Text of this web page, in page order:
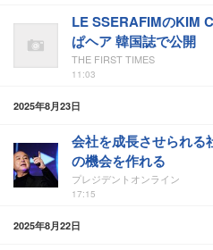
LE SSERAFIMのKIM
ぱヘア 韓国誌で公開
THE FIRST TIMES
11:03
2025年8月23日
会社を成長させられる
の機会を作れる
プレジデントオンライン
17:15
2025年8月22日